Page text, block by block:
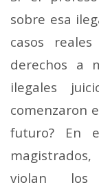
sobre esa
casos
derechos a
ilegales
comenzaron
futuro? En
violan los